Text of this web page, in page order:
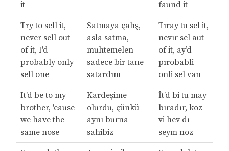
it
faund it
Try to sell it,
never sell out
of it, I'd
probably only
sell one
Satmaya çalış,
asla satma,
muhtemelen
sadece bir tane
satardım
Tıray tu sel it,
nevır sel aut
of it, ay’d
pırobabli
onli sel van
It'd be to my
brother, 'cause
we have the
same nose
Kardeşime
olurdu, çünkü
aynı burna
sahibiz
İt’d bi tu may
bıradır, koz
vi hev dı
seym noz